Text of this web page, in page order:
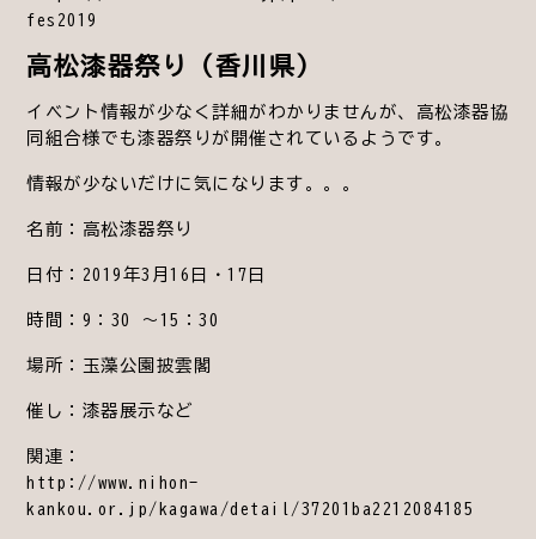
fes2019
高松漆器祭り（香川県）
イベント情報が少なく詳細がわかりませんが、高松漆器協
同組合様でも漆器祭りが開催されているようです。
情報が少ないだけに気になります。。。
名前：高松漆器祭り
日付：2019年3月16日・17日
時間：9：30 ～15：30
場所：玉藻公園披雲閣
催し：漆器展示など
関連：
http://www.nihon-
kankou.or.jp/kagawa/detail/37201ba2212084185